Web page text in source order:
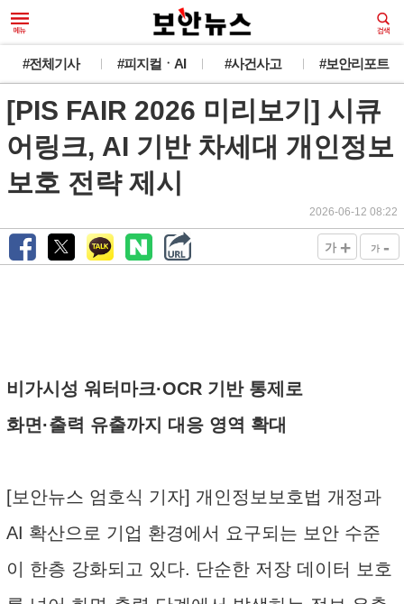
#전체기사 #피지컬ㆍAI #사건사고 #보안리포트
[PIS FAIR 2026 미리보기] 시큐
어링크, AI 기반 차세대 개인정보
보호 전략 제시
2026-06-12 08:22
가 + 가 -
비가시성 워터마크·OCR 기반 통제로
화면·출력 유출까지 대응 영역 확대
[보안뉴스 엄호식 기자] 개인정보보호법 개정과
AI 확산으로 기업 환경에서 요구되는 보안 수준
이 한층 강화되고 있다. 단순한 저장 데이터 보호